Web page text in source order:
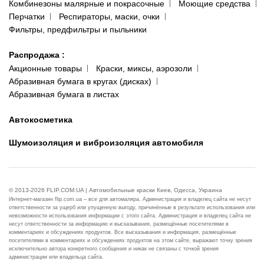
Комбинезоны малярные и покрасочные
Моющие средства
Перчатки
Респираторы, маски, очки
Фильтры, предфильтры и пыльники
Распродажа :
Акционные товары
Краски, миксы, аэрозоли
Абразивная бумага в кругах (дисках)
Абразивная бумага в листах
Автокосметика
Шумоизоляция и виброизоляция автомобиля
© 2013-2026 FLIP.COM.UA | Автомобильные краски Киев, Одесса, Украина
Интернет-магазин flip.com.ua – все для автомаляра. Администрация и владелец сайта не несут
ответственности за ущерб или упущенную выгоду, причинённые в результате использования или
невозможности использования информации с этого сайта. Администрация и владелец сайта не
несут ответственности за информацию и высказывания, размещённые посетителями в
комментариях и обсуждениях продуктов. Все высказывания и информация, размещённые
посетителями в комментариях и обсуждениях продуктов на этом сайте, выражают точку зрения
исключительно автора конкретного сообщения и никак не связаны с точкой зрения
администрации или владельца сайта.